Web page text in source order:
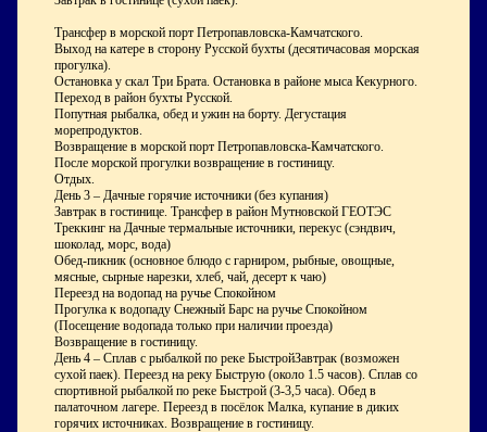
Трансфер в морской порт Петропавловска-Камчатского.
Выход на катере в сторону Русской бухты (десятичасовая морская
прогулка).
Остановка у скал Три Брата. Остановка в районе мыса Кекурного.
Переход в район бухты Русской.
Попутная рыбалка, обед и ужин на борту. Дегустация
морепродуктов.
Возвращение в морской порт Петропавловска-Камчатского.
После морской прогулки возвращение в гостиницу.
Отдых.
День 3 – Дачные горячие источники (без купания)
Завтрак в гостинице. Трансфер в район Мутновской ГЕОТЭС
Треккинг на Дачные термальные источники, перекус (сэндвич,
шоколад, морс, вода)
Обед-пикник (основное блюдо с гарниром, рыбные, овощные,
мясные, сырные нарезки, хлеб, чай, десерт к чаю)
Переезд на водопад на ручье Спокойном
Прогулка к водопаду Снежный Барс на ручье Спокойном
(Посещение водопада только при наличии проезда)
Возвращение в гостиницу.
День 4 – Сплав с рыбалкой по реке БыстройЗавтрак (возможен
сухой паек). Переезд на реку Быструю (около 1.5 часов). Сплав со
спортивной рыбалкой по реке Быстрой (3-3,5 часа). Обед в
палаточном лагере. Переезд в посёлок Малка, купание в диких
горячих источниках. Возвращение в гостиницу.